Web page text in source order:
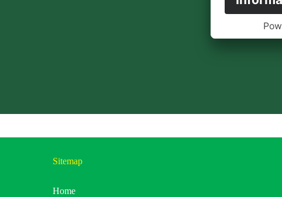
Sitemap
Home